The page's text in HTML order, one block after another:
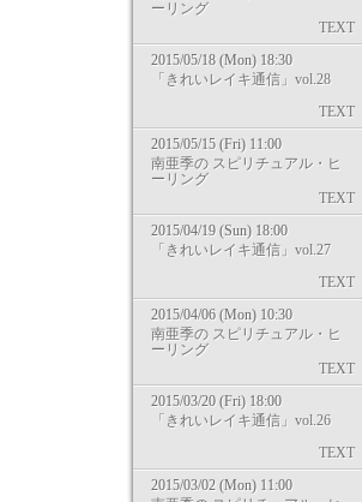
ーリング
TEXT
2015/05/18 (Mon) 18:30
「きれいレイキ通信」vol.28
TEXT
2015/05/15 (Fri) 11:00
南亜季の スピリチュアル・ヒ
ーリング
TEXT
2015/04/19 (Sun) 18:00
「きれいレイキ通信」vol.27
TEXT
2015/04/06 (Mon) 10:30
南亜季の スピリチュアル・ヒ
ーリング
TEXT
2015/03/20 (Fri) 18:00
「きれいレイキ通信」vol.26
TEXT
2015/03/02 (Mon) 11:00